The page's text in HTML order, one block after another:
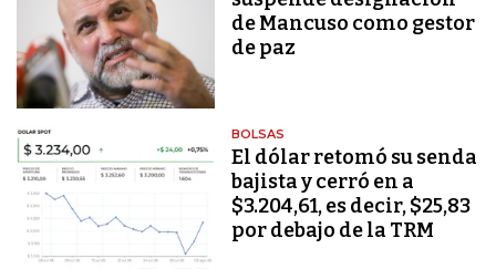
de Mancuso como gestor
de paz
BOLSAS
El dólar retomó su senda
bajista y cerró en a
$3.204,61, es decir, $25,83
por debajo de la TRM